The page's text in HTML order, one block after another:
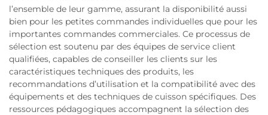
l’ensemble de leur gamme, assurant la disponibilité aussi
bien pour les petites commandes individuelles que pour les
importantes commandes commerciales. Ce processus de
sélection est soutenu par des équipes de service client
qualifiées, capables de conseiller les clients sur les
caractéristiques techniques des produits, les
recommandations d’utilisation et la compatibilité avec des
équipements et des techniques de cuisson spécifiques. Des
ressources pédagogiques accompagnent la sélection des